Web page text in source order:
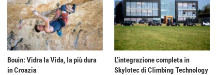
Bouin: Vidra la Vida, la più dura
in Croazia
L’integrazione completa in
Skylotec di Climbing Technology